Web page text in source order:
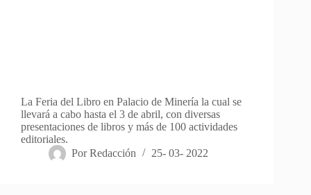
La Feria del Libro en Palacio de Minería la cual se
llevará a cabo hasta el 3 de abril, con diversas
presentaciones de libros y más de 100 actividades
editoriales.
Por Redacción 25- 03- 2022